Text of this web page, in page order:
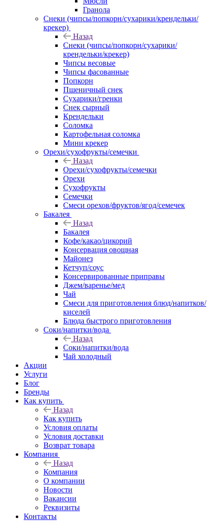
Гранола
Снеки (чипсы/попкорн/сухарики/крендельки/
крекер)
Назад
Снеки (чипсы/попкорн/сухарики/
крендельки/крекер)
Чипсы весовые
Чипсы фасованные
Попкорн
Пшеничный снек
Сухарики/гренки
Снек сырный
Крендельки
Соломка
Картофельная соломка
Мини крекер
Орехи/сухофрукты/семечки
Назад
Орехи/сухофрукты/семечки
Орехи
Сухофрукты
Семечки
Смеси орехов/фруктов/ягод/семечек
Бакалея
Назад
Бакалея
Кофе/какао/цикорий
Консервация овощная
Майонез
Кетчуп/соус
Консервированные приправы
Джем/варенье/мед
Чай
Смеси для приготовления блюд/напитков/
киселей
Блюда быстрого приготовления
Соки/напитки/вода
Назад
Соки/напитки/вода
Чай холодный
Акции
Услуги
Блог
Бренды
Как купить
Назад
Как купить
Условия оплаты
Условия доставки
Возврат товара
Компания
Назад
Компания
О компании
Новости
Вакансии
Реквизиты
Контакты